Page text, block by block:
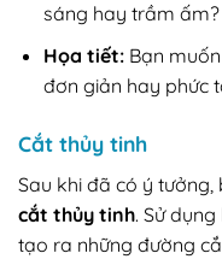
sáng hay trầm ấm?
Họa tiết:Bạn
đơn giản hay phức
Cắt thủy tinh
Sau khi đã có ý
cắt thủy tinh. Sử dụng
tạo ra những đường